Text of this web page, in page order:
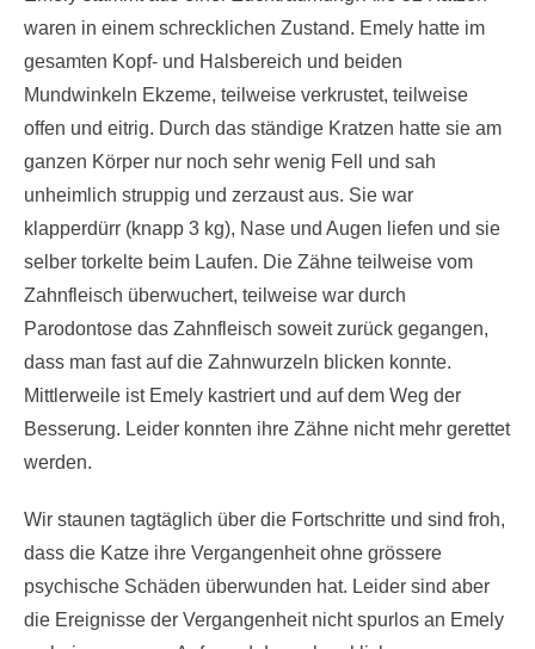
waren in einem schrecklichen Zustand. Emely hatte im
gesamten Kopf- und Halsbereich und beiden
Mundwinkeln Ekzeme, teilweise verkrustet, teilweise
offen und eitrig. Durch das ständige Kratzen hatte sie am
ganzen Körper nur noch sehr wenig Fell und sah
unheimlich struppig und zerzaust aus. Sie war
klapperdürr (knapp 3 kg), Nase und Augen liefen und sie
selber torkelte beim Laufen. Die Zähne teilweise vom
Zahnfleisch überwuchert, teilweise war durch
Parodontose das Zahnfleisch soweit zurück gegangen,
dass man fast auf die Zahnwurzeln blicken konnte.
Mittlerweile ist Emely kastriert und auf dem Weg der
Besserung. Leider konnten ihre Zähne nicht mehr gerettet
werden.
Wir staunen tagtäglich über die Fortschritte und sind froh,
dass die Katze ihre Vergangenheit ohne grössere
psychische Schäden überwunden hat. Leider sind aber
die Ereignisse der Vergangenheit nicht spurlos an Emely